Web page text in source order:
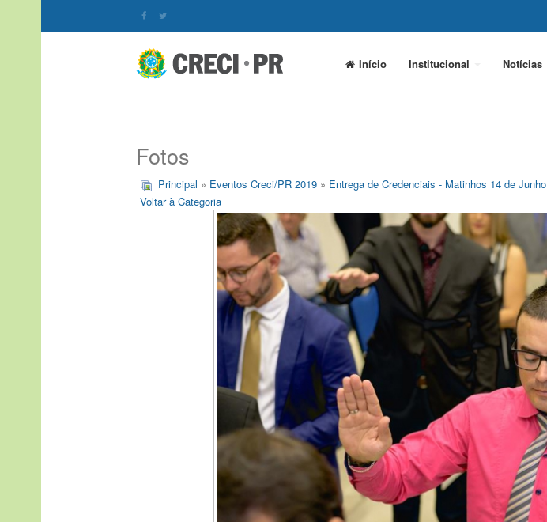
Início Institucional Notícias
Fotos
Principal » Eventos Creci/PR 2019 » Entrega de Credenciais - Matinhos 14 de Junho
Voltar à Categoria